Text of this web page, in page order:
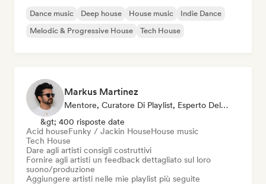
Dance music Deep house House music
Indie Dance
Melodic & Progressive House
Tech House
Markus Martinez
Mentore, Curatore Di Playlist, Esperto Del Suono
&gt; 400 risposte date
Acid houseFunky / Jackin HouseHouse music
Tech House
Dare agli artisti consigli costruttivi
Fornire agli artisti un feedback dettagliato sul loro
suono/produzione
Aggiungere artisti nelle mie playlist più seguite